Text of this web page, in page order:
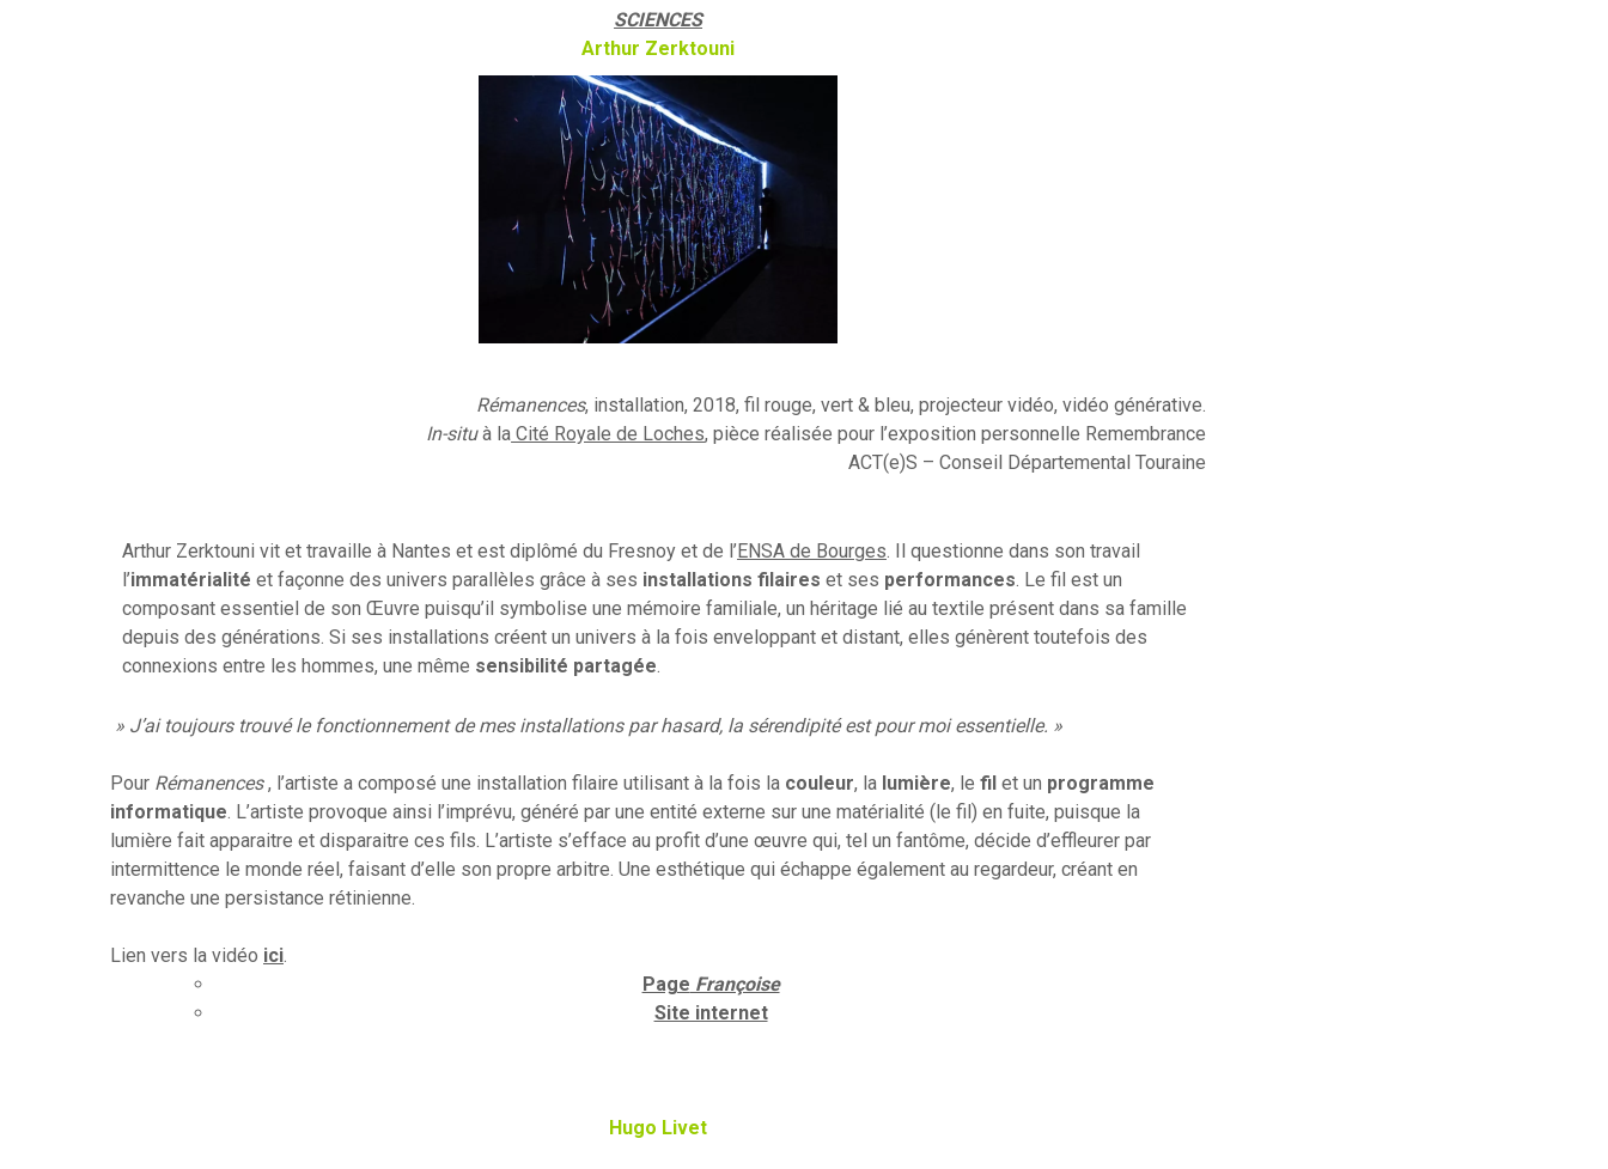
SCIENCES
Arthur Zerktouni
Rémanences, installation, 2018, fil rouge, vert & bleu, projecteur vidéo, vidéo générative.
In-situà la Cité Royale de Loches, pièce réalisée pour l’exposition personnelle Remembrance
ACT(e)S – Conseil Départemental Touraine
Arthur Zerktouni vit et travaille à Nantes et est diplômé du Fresnoy et de l’ENSA de Bourges. Il questionne dans son travail
l’immatérialité et façonne des univers parallèles grâce à ses installations filaires et ses performances. Le fil est un
composant essentiel de son Œuvre puisqu’il symbolise une mémoire familiale, un héritage lié au textile présent dans sa famille
depuis des générations. Si ses installations créent un univers à la fois enveloppant et distant, elles génèrent toutefois des
connexions entre les hommes, une même sensibilité partagée.
» J’ai toujours trouvé le fonctionnement de mes installations par hasard, la sérendipité est pour moi essentielle. »
Pour Rémanences, l’artiste a composé une installation filaire utilisant à la fois la couleur, la lumière, le fil et un programme
informatique. L’artiste provoque ainsi l’imprévu, généré par une entité externe sur une matérialité (le fil) en fuite, puisque la
lumière fait apparaitre et disparaitre ces fils. L’artiste s’efface au profit d’une œuvre qui, tel un fantôme, décide d’effleurer par
intermittence le monde réel, faisant d’elle son propre arbitre. Une esthétique qui échappe également au regardeur, créant en
revanche une persistance rétinienne.
Lien vers la vidéo ici.
Page Françoise
Site internet
Hugo Livet